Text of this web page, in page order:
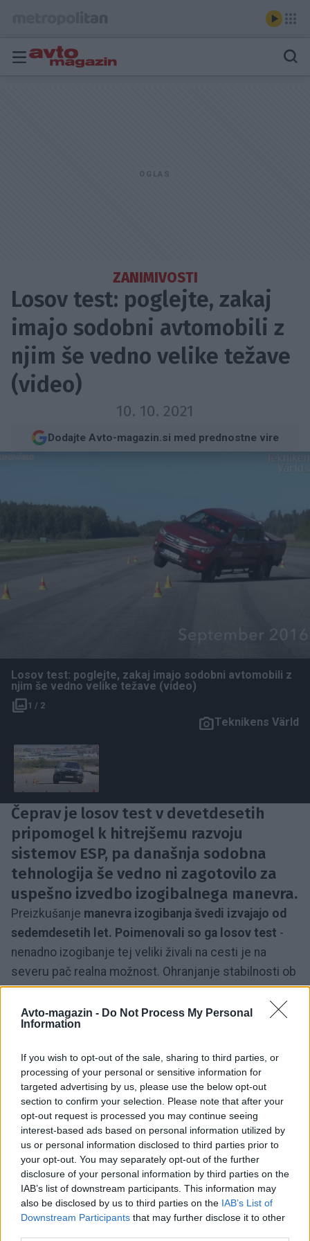
Avto-magazin - Do Not Process My Personal
Information
If you wish to opt-out of the sale, sharing to third parties, or
processing of your personal or sensitive information for
targeted advertising by us, please use the below opt-out
section to confirm your selection. Please note that after your
opt-out request is processed you may continue seeing
interest-based ads based on personal information utilized by
us or personal information disclosed to third parties prior to
your opt-out. You may separately opt-out of the further
disclosure of your personal information by third parties on the
IAB’s list of downstream participants. This information may
also be disclosed by us to third parties on the IAB’s List of
Downstream Participants that may further disclose it to other
ZANIMIVOSTI
Losov test: poglejte, zakaj
imajo sodobni avtomobili z
njim še vedno velike težave
(video)
10. 10. 2021
Dodajte Avto-magazin.si med prednostne vire
Losov test: poglejte, zakaj imajo sodobni avtomobili z
njim še vedno velike težave (video)
1 / 2
Teknikens Värld
Čeprav je losov test v devetdesetih
pripomogel k hitrejšemu razvoju
sistemov ESP, pa današnja sodobna
tehnologija še vedno ni zagotovilo za
uspešno izvedbo izogibalnega manevra.
Preizkušanje manevra izogibanja švedi izvajajo od
sedemdesetih let. Poimenovali so ga losov test -
nenadno izogibanje tej veliki živali na cesti je na
severu pač realna možnost. Ohranjanje stabilnosti ob
nenadni spremembi smeri je tako tam tradicionalno
pomembna lastnost avtomobila.
Testse običajno opravlja s prtljagonapolnjenimi
avtomobili na suhi podlagi pri hitrostih od 60 do 80
km/h.
A vendarle sodobni avtomobili losovega testa
ne opravijo vedno tako suvereno, kot bi si morda
mislili. Nekaj je celo popolnih polomij. Tu najbolj
prednjačijo SUV-ji vseh velikosti. No ja, verjetno
najbolj dramatično ali pa vsaj najbolj odmevno je
spodletelo Mercedesu s prvo generacijo razreda A,
ki se je pri tem prevrnil, Mercedes pa je bil primoran